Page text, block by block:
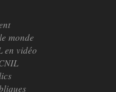
monde
en vidéo